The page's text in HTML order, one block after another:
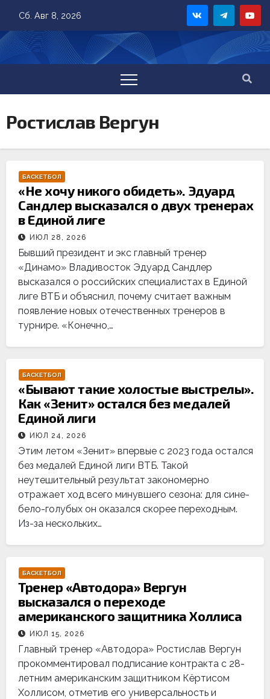
content
Сб. Авг 8, 2026
Ростислав Вергун
БАСКЕТБОЛ
«Не хочу никого обидеть». Эдуард
Сандлер высказался о двух тренерах
в Единой лиге
ИЮЛ 28, 2026
Бывший президент и экс главный тренер
«Динамо» Владивосток Эдуард Сандлер
высказался о российских специалистах в Единой
лиге ВТБ и объяснил, почему считает важным
появление новых отечественных тренеров в
турнире. «Конечно,…
БАСКЕТБОЛ
«Бывают такие холостые выстрелы».
Как «Зенит» остался без медалей
Единой лиги
ИЮЛ 24, 2026
Этим летом «Зенит» впервые с 2023 года остался
без медалей Единой лиги ВТБ. Такой
неутешительный результат закономерно
отражает ход всего минувшего сезона: для сине-
бело-голубых он оказался скорее переходным.
Из-за нескольких…
БАСКЕТБОЛ
Тренер «Автодора» Вергун
высказался о переходе
американского защитника Холлиса
ИЮЛ 15, 2026
Главный тренер «Автодора» Ростислав Вергун
прокомментировал подписание контракта с 28-
летним американским защитником Кёртисом
Холлисом, отметив его универсальность и